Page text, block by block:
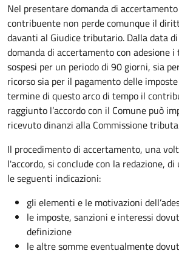
Nel presentare domanda di
contribuente non perde comunque il
davanti al Giudice tributario. Dalla data
domanda di accertamento con adesione
sospesi per un periodo di 90 giorni, sia
ricorso sia per il pagamento delle
termine di questo arco di tempo il
raggiunto l’accordo con il Comune può
ricevuto dinanzi alla Commissione
Il procedimento di accertamento, una
l'accordo, si conclude con la redazione,
le seguenti indicazioni:
gli elementi e le motivazioni
le imposte, sanzioni e interessi
definizione
le altre somme eventualmente